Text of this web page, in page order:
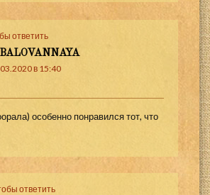
ответить
в 15:40
особенно понравился тот, что
ответить